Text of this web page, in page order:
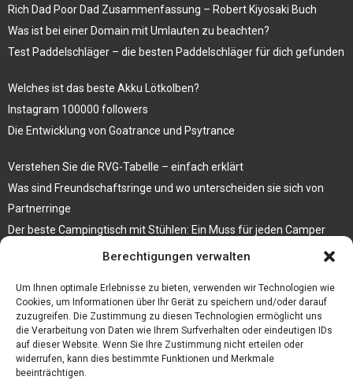
Berechtigungen verwalten
Um Ihnen optimale Erlebnisse zu bieten, verwenden wir Technologien wie
Cookies, um Informationen über Ihr Gerät zu speichern und/oder darauf
zuzugreifen. Die Zustimmung zu diesen Technologien ermöglicht uns
die Verarbeitung von Daten wie Ihrem Surfverhalten oder eindeutigen IDs
auf dieser Website. Wenn Sie Ihre Zustimmung nicht erteilen oder
widerrufen, kann dies bestimmte Funktionen und Merkmale
beeinträchtigen.
Rich Dad Poor Dad Zusammenfassung – Robert Kiyosaki Buch
Was ist bei einer Domain mit Umlauten zu beachten?
Test Paddelschläger – die besten Paddelschläger für dich gefunden
Welches ist das beste Akku Lötkolben?
Instagram 100000 followers
Die Entwicklung von Goatrance und Psytrance
Verstehen Sie die RVG-Tabelle – einfach erklärt
Was sind Freundschaftsringe und wo unterscheiden sie sich von
Partnerringe
Der beste Campingtisch mit Stühlen: Ein Muss für jeden Camper
Die Küche als Platz der Gemeinschaft
Elektrokamin Bestseller – die besten Stücke für Ihr Zuhause